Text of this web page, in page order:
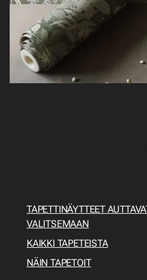
TAPETTINÄYTTEET
VALITSEMAAN
KAIKKI TAPETEISTA
NÄIN TAPETOIT